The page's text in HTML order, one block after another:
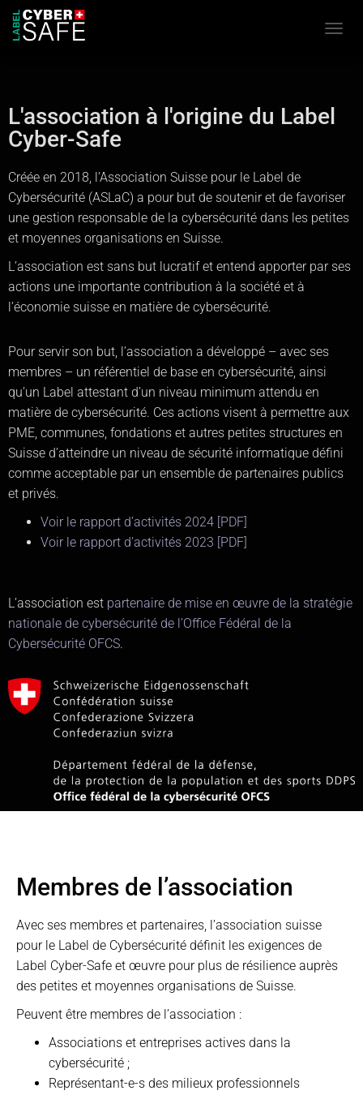
L'association à l'origine du Label
Cyber-Safe
Créée en 2018, l’Association Suisse pour le Label de
Cybersécurité (ASLaC) a pour but de soutenir et de favoriser
une gestion responsable de la cybersécurité dans les petites
et moyennes organisations en Suisse.
L’association est sans but lucratif et entend apporter par ses
actions une importante contribution à la société et à
l’économie suisse en matière de cybersécurité.
Pour servir son but, l’association a développé – avec ses
membres – un référentiel de base en cybersécurité, ainsi
qu’un Label attestant d’un niveau minimum attendu en
matière de cybersécurité. Ces actions visent à permettre aux
PME, communes, fondations et autres petites structures en
Suisse d’atteindre un niveau de sécurité informatique défini
comme acceptable par un ensemble de partenaires publics
et privés.
Voir le rapport d’activités 2024 [PDF]
Voir le rapport d’activités 2023 [PDF]
L’association est partenaire de mise en œuvre de la stratégie
nationale de cybersécurité de l’Office Fédéral de la
Cybersécurité OFCS.
Membres de l’association
Avec ses membres et partenaires, l’association suisse
pour le Label de Cybersécurité définit les exigences de
Label Cyber-Safe et œuvre pour plus de résilience auprès
des petites et moyennes organisations de Suisse.
Peuvent être membres de l’association :
Associations et entreprises actives dans la
cybersécurité ;
Représentant-e-s des milieux professionnels